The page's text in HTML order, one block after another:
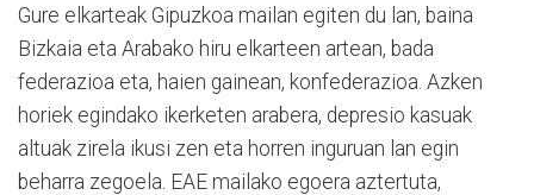
Gure elkarteak Gipuzkoa mailan egiten du lan, baina
Bizkaia eta Arabako hiru elkarteen artean, bada
federazioa eta, haien gainean, konfederazioa. Azken
horiek egindako ikerketen arabera, depresio kasuak
altuak zirela ikusi zen eta horren inguruan lan egin
beharra zegoela. EAE mailako egoera aztertuta,